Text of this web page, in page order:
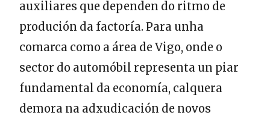
auxiliares que dependen do ritmo de
produción da factoría. Para unha
comarca como a área de Vigo, onde o
sector do automóbil representa un piar
fundamental da economía, calquera
demora na adxudicación de novos